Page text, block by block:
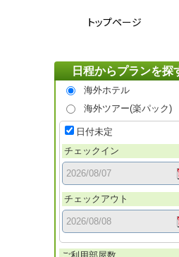
日程からプランを探
海外ホテル
海外ツアー(楽パック)
日付未定
チェックイン
チェックアウト
トップページ